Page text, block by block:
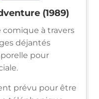
(1989)
à travers
déjantés
pour
prévu pour être